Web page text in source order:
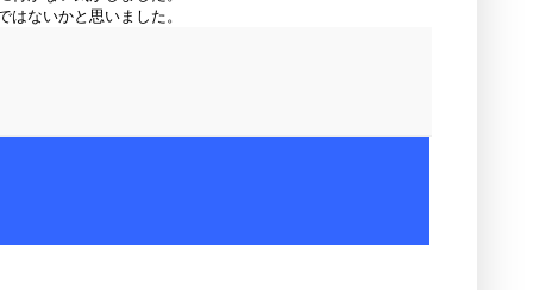
ないかと思いました。